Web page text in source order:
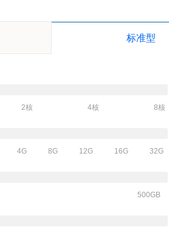
标准型
2核 4核 8核
4G 8G 12G 16G 32G
500GB